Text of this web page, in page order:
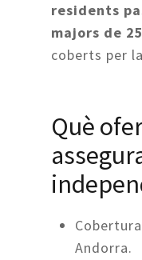
residents
majors de
coberts per la
Què
Andorra.